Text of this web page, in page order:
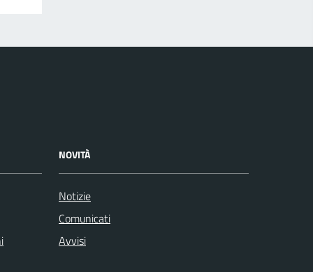
NOVITÀ
Notizie
Comunicati
Avvisi